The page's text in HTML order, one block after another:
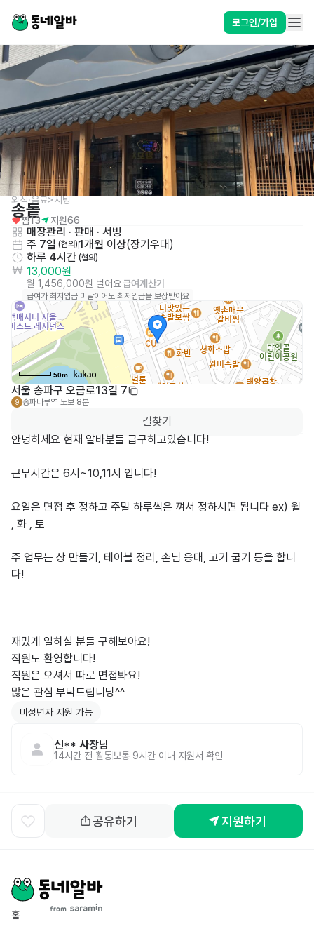
로그인/가입
외식·음료>서빙
송돝
찜13 지원66
매장관리 · 판매 · 서빙
주 7일 (협의) 1개월 이상(장기우대 )
하루 4시간 (협의)
13,000원
월 1,456,000원 벌어요급여계산기
급여가 최저임금 미달이어도 최저임금을 보장받아요
50m
서울 송파구 오금로13길 7
9 송파나루역 도보 8분
길찾기
안녕하세요 현재 알바분들 급구하고있습니다!
근무시간은 6시~10,11시 입니다!
요일은 면접 후 정하고 주말 하루씩은 껴서 정하시면 됩니다 ex) 월
, 화 , 토
주 업무는 상 만들기, 테이블 정리, 손님 응대, 고기 굽기 등을 합니
다!
재밌게 일하실 분들 구해보아요!
직원도 환영합니다!
직원은 오셔서 따로 면접봐요!
많은 관심 부탁드립니당^^
미성년자 지원 가능
신** 사장님
14시간 전 활동보통 9시간 이내 지원서 확인
공유하기 지원하기
홈